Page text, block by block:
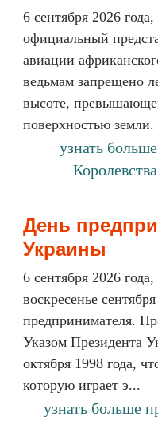
6 сентября 2026
официальный
авиации
ведьмам запрещено
высоте,
поверхностью
узнать
День
Украины
6 сентября 2026
воскресенье
предпринимателя.
Указом Президента
октября 1998 года,
которую играет э...
узнать больше